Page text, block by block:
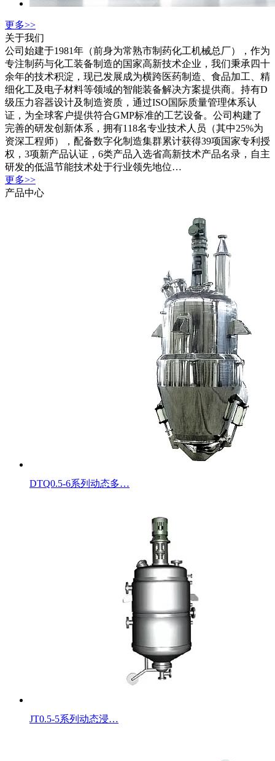
更多>>
关于我们
公司始建于1981年（前身为常熟市制药化工机械总厂），作为
专注制药与化工装备制造的国家高新技术企业，我们秉承四十
余年的技术积淀，现已发展成为横跨医药制造、食品加工、精
细化工及电子材料等领域的智能装备解决方案提供商。持有D
级压力容器设计及制造资质，通过ISO国际质量管理体系认
证，为全球客户提供符合GMP标准的工艺设备。公司构建了
完善的研发创新体系，拥有118名专业技术人员（其中25%为
资深工程师），配备数字化制造集群累计获得39项国家专利授
权，3项新产品认证，6类产品入选省高新技术产品名录，自主
研发的低温节能技术处于行业领先地位…
更多>>
产品中心
DTQ0.5-6系列动态多…
JT0.5-5系列动态浸…